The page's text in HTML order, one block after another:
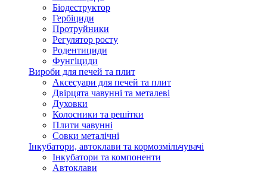
Біодеструктор
Гербіциди
Протруйники
Регулятор росту
Родентициди
Фунгіциди
Вироби для печей та плит
Аксесуари для печей та плит
Двірцята чавунні та металеві
Духовки
Колосники та решітки
Плити чавунні
Совки металічні
Інкубатори, автоклави та кормозмільчувачі
Інкубатори та компоненти
Автоклави